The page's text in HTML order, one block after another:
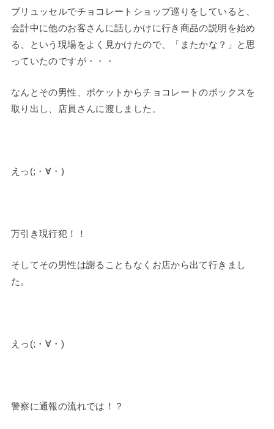
ブリュッセルでチョコレートショップ巡りをしていると、
会計中に他のお客さんに話しかけに行き商品の説明を始め
る、という現場をよく見かけたので、「またかな？」と思
っていたのですが・・・
なんとその男性、ポケットからチョコレートのボックスを
取り出し、店員さんに渡しました。
えっ(;・∀・)
万引き現行犯！！
そしてその男性は謝ることもなくお店から出て行きまし
た。
えっ(;・∀・)
警察に通報の流れでは！？